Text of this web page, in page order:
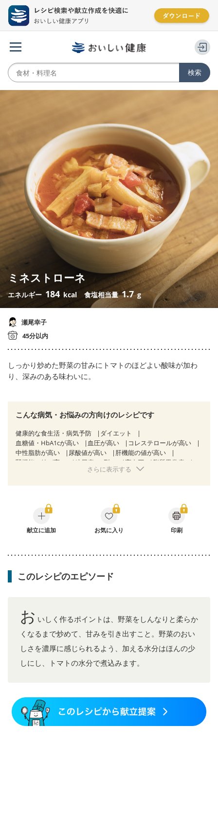
ミネストローネ
エネルギー 184 kcal 食塩相当量1.7 g
瀬尾幸子
45分以内
しっかり炒めた野菜の甘みにトマトのほどよい酸味が加わ
り、深みのある味わいに。
こんな病気・お悩みの方向けのレシピです
健康的な食生活・病気予防
ダイエット
血糖値・HbA1cが高い
血圧が高い
コレステロールが高い
中性脂肪が高い
尿酸値が高い
肝機能の値が高い
腎機能の値が高い
糖尿病（2型） 高血圧
脂質異常症
狭心症 心筋梗塞
糖尿病性腎症（第１期）
糖尿病性腎症（第２期）
CKD（ステージ１）
CKD（ステージ２）
乳がん（抗がん剤治療中）
乳がん（ホルモン療法中）
骨粗しょう症
関節リウマチ
乾癬
さらに表示する
献立に追加 お気に入り 印刷
このレシピのエピソード
お いしく作るポイントは、野菜をしんなりと柔らか
くなるまで炒めて、甘みを引き出すこと。野菜のおい
しさを濃厚に感じられるよう、加える水分はほんの少
しにし、トマトの水分で煮込みます。